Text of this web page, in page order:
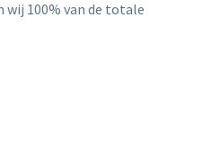
100% van de totale